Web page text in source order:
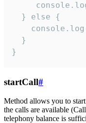
  } else {
  }
}
startCall#
Method allows you to
the calls are available
telephony balance is